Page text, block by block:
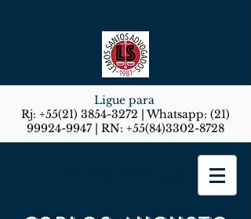
Ligue para
Rj: +55(21) 3854-3272 | Whatsapp: (21)
99924-9947 | RN: +55(84)3302-8728